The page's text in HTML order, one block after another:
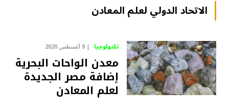
الاتحاد الدولي لعلم المعادن
تكنولوجيا 9 أغسطس 2020
معدن الواحات البحرية
إضافة مصر الجديدة
لعلم المعادن